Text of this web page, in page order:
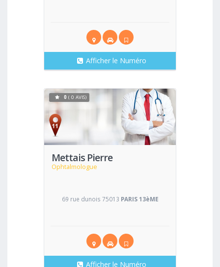
Afficher le Numéro
Mettais Pierre
Ophtalmologue
Voir
0 ( 0 AVIS)
69 rue dunois 75013 PARIS 13èME
Afficher le Numéro